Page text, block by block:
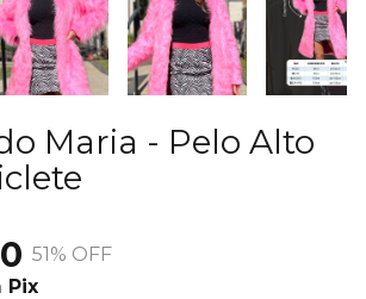
Maria - Pelo Alto
51% OFF
Pix